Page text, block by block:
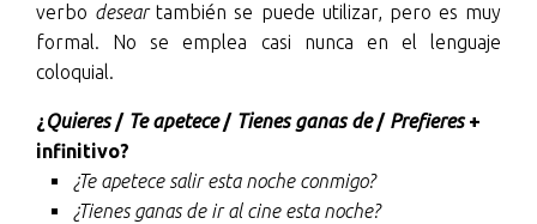
verbo deseartambién se puede utilizar, pero es muy
formal. No se emplea casi nunca en el lenguaje
coloquial.
¿ Quieres/ Te apetece/ Tienes ganas de/ Prefieres+
infinitivo?
¿Te apetece salir esta noche conmigo?
¿Tienes ganas de ir al cine esta noche?